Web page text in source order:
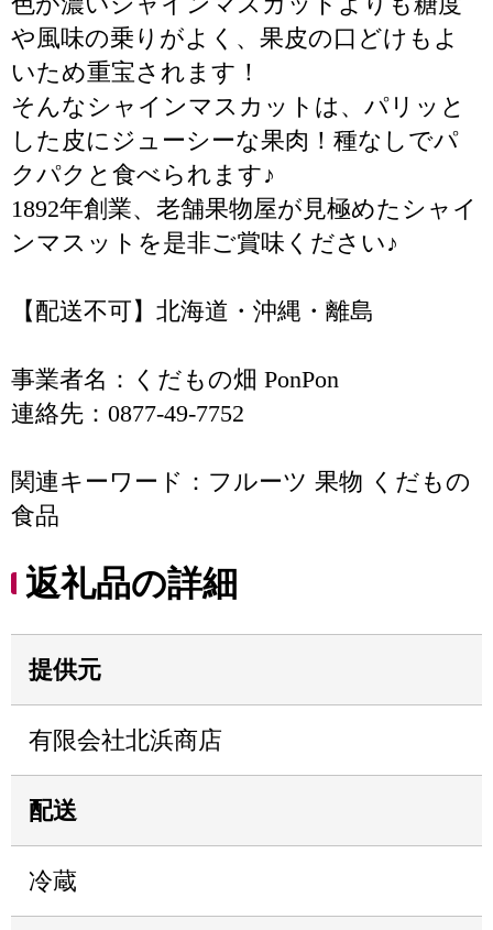
や風味の乗りがよく、果皮の口どけもよ
いため重宝されます！
そんなシャインマスカットは、パリッと
した皮にジューシーな果肉！種なしでパ
クパクと食べられます♪
1892年創業、老舗果物屋が見極めたシャイ
ンマスットを是非ご賞味ください♪
【配送不可】北海道・沖縄・離島
事業者名：くだもの畑 PonPon
連絡先：0877-49-7752
関連キーワード：フルーツ 果物 くだもの
食品
返礼品の詳細
提供元
有限会社北浜商店
配送
冷蔵